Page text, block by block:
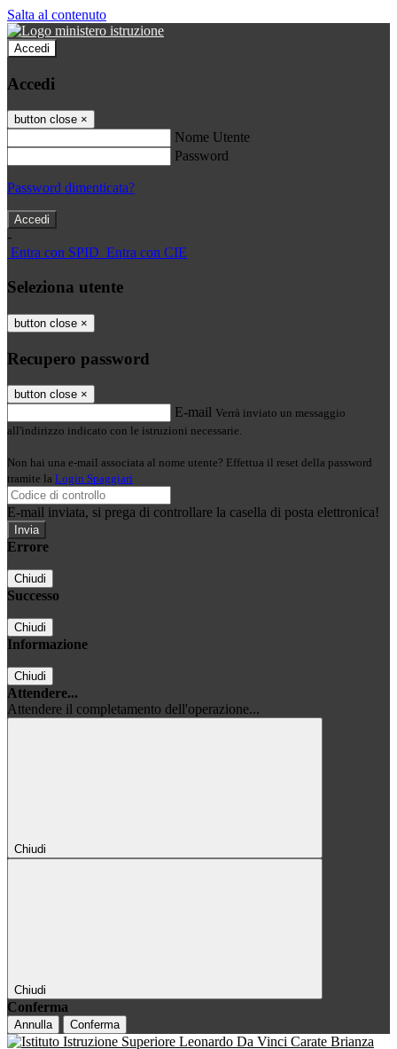
Salta al contenuto
Accedi
Accedi
button close ×
Nome Utente
Password
Password dimenticata?
-
Entra con SPID Entra con CIE
Seleziona utente
button close ×
Recupero password
button close ×
E-mail Verrà inviato un messaggio
all'indirizzo indicato con le istruzioni necessarie.
Non hai una e-mail associata al nome utente? Effettua il reset della password
tramite la Login Spaggiari
E-mail inviata, si prega di controllare la casella di posta elettronica!
Errore
Chiudi
Successo
Chiudi
Informazione
Chiudi
Attendere...
Attendere il completamento dell'operazione...
Chiudi
Chiudi
Conferma
Annulla Conferma